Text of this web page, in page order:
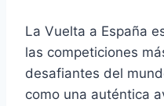
La Vuelta a España
las competiciones
desafiantes del
como una auténtica